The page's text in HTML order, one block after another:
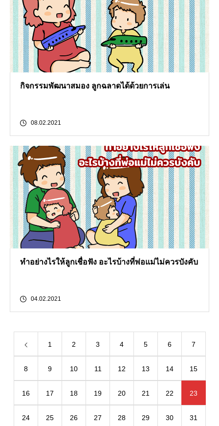
กิจกรรมพัฒนาสมอง ลูกฉลาดได้ด้วยการเล่น
08.02.2021
ทำอย่างไรให้ลูกเชื่อฟัง อะไรบ้างที่พ่อแม่ไม่ควรบังคับ
04.02.2021
1 2 3 4 5 6 7
8 9 10 11 12 13 14 15
16 17 18 19 20 21 22 23
24 25 26 27 28 29 30 31